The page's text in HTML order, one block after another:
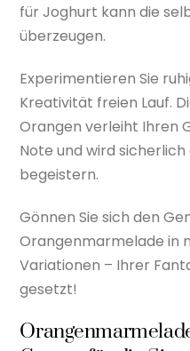
für Joghurt kann die
überzeugen.
Experimentieren Sie
Kreativität freien Lauf.
Orangen verleiht Ihren
Note und wird
begeistern.
Gönnen Sie sich den
Orangenmarmelade in
Variationen – Ihrer
gesetzt!